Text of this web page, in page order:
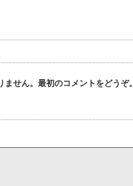
せん。最初のコメントをどうぞ。